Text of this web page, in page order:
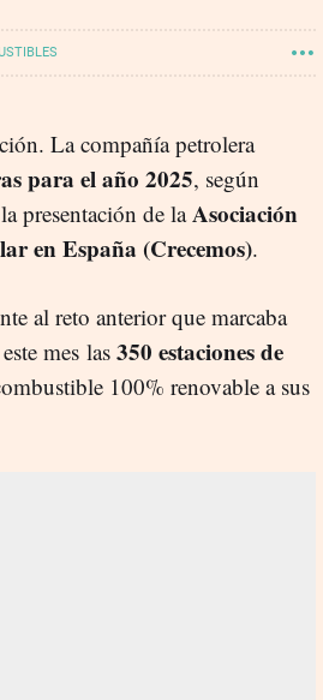
La compañía petrolera
para el año 2025, según
presentación de laAsociación
en España (Crecemos).
al reto anterior que marcaba
mes las 350 estaciones de
100% renovable a sus